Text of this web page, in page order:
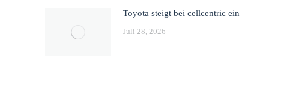
Toyota steigt bei cellcentric ein
Juli 28, 2026